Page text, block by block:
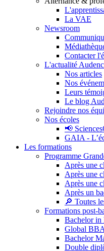
La VAE
Newsroom
Contacter
L'actualité
Nos articles
Nos
Leurs
Le blog
Rejoindre nos
Nos écoles
📢
GAIA -
Les formations
Programme
Après une
Après une
Après une
Après un
🔎 Toutes
Formations post-
Bachelor in
Global BBA
Bachelor
Double